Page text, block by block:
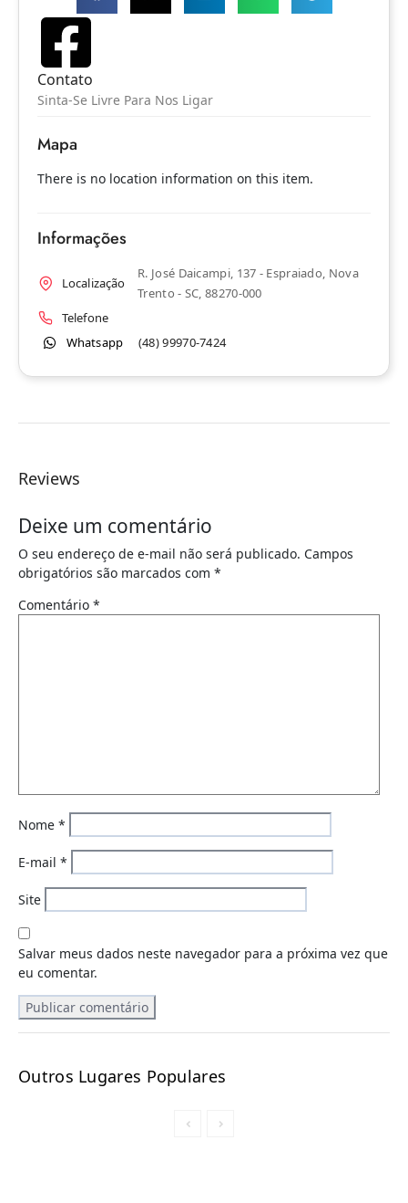
Contato
Sinta-Se Livre Para Nos Ligar
Mapa
There is no location information on this item.
Informações
Localização
R. José Daicampi, 137 - Espraiado, Nova
Trento - SC, 88270-000
Telefone
Whatsapp
(48) 99970-7424
Reviews
Deixe um comentário
O seu endereço de e-mail não será publicado. Campos
obrigatórios são marcados com *
Comentário *
Nome *
E-mail *
Site
Salvar meus dados neste navegador para a próxima vez que
eu comentar.
Outros Lugares Populares